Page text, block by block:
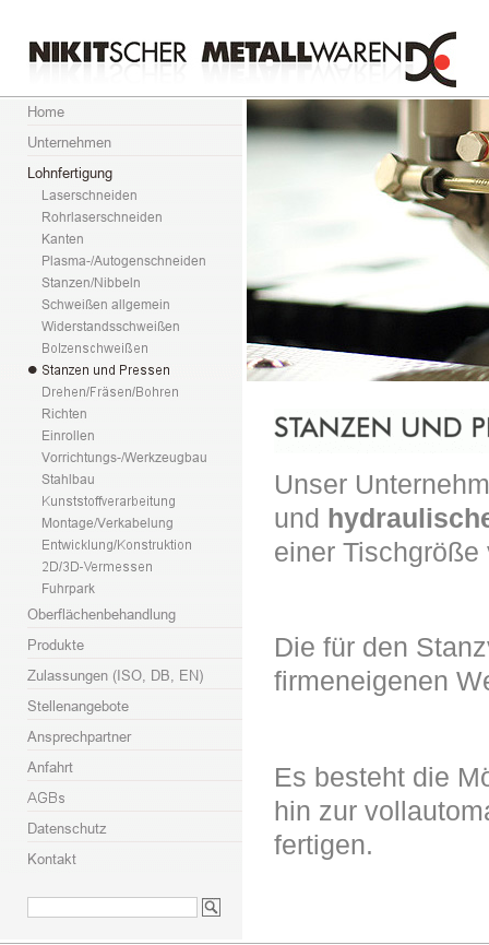
Unser
und
einer
Die für den
firmeneigenen
Es besteht die
hin zur
fertigen.